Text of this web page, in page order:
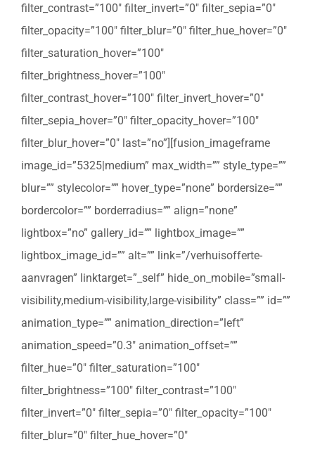
filter_contrast=”100″ filter_invert=”0″ filter_sepia=”0″
filter_opacity=”100″ filter_blur=”0″ filter_hue_hover=”0″
filter_saturation_hover=”100″
filter_brightness_hover=”100″
filter_contrast_hover=”100″ filter_invert_hover=”0″
filter_sepia_hover=”0″ filter_opacity_hover=”100″
filter_blur_hover=”0″ last=”no”][fusion_imageframe
image_id=”5325|medium” max_width=”” style_type=””
blur=”” stylecolor=”” hover_type=”none” bordersize=””
bordercolor=”” borderradius=”” align=”none”
lightbox=”no” gallery_id=”” lightbox_image=””
lightbox_image_id=”” alt=”” link=”/verhuisofferte-
aanvragen” linktarget=”_self” hide_on_mobile=”small-
visibility,medium-visibility,large-visibility” class=”” id=””
animation_type=”” animation_direction=”left”
animation_speed=”0.3″ animation_offset=””
filter_hue=”0″ filter_saturation=”100″
filter_brightness=”100″ filter_contrast=”100″
filter_invert=”0″ filter_sepia=”0″ filter_opacity=”100″
filter_blur=”0″ filter_hue_hover=”0″